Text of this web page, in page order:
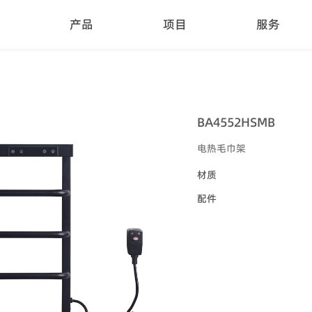
产品 项目 服务
BA4552HSMB
电热毛巾架
材质
配件